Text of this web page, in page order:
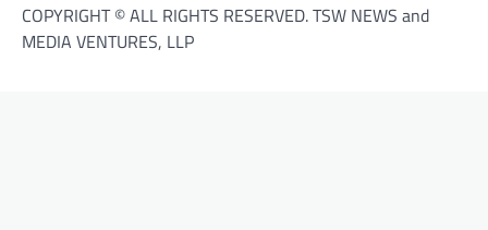
COPYRIGHT © ALL RIGHTS RESERVED. TSW NEWS and
MEDIA VENTURES, LLP